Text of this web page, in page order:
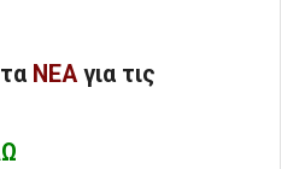
τα ΝΕΑ για τις